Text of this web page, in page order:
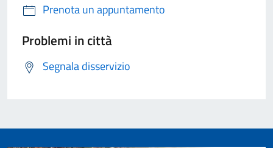
Prenota un appuntamento
Problemi in città
Segnala disservizio